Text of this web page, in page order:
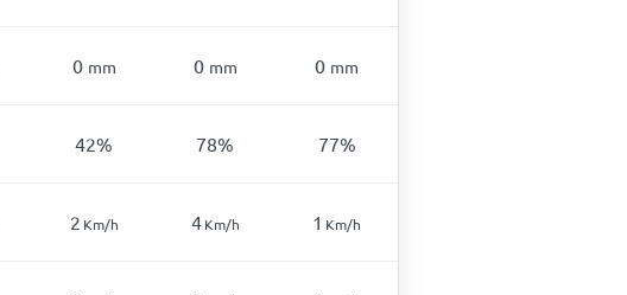
0 mm 0 mm 0 mm
42% 78% 77%
2 Km/h 4 Km/h 1 Km/h